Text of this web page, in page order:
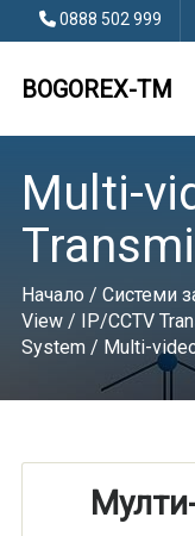
0888 502 999
BOGOREX-TM
Multi-
Начало / Системи
View/ IP/CCTV
System/ Multi-